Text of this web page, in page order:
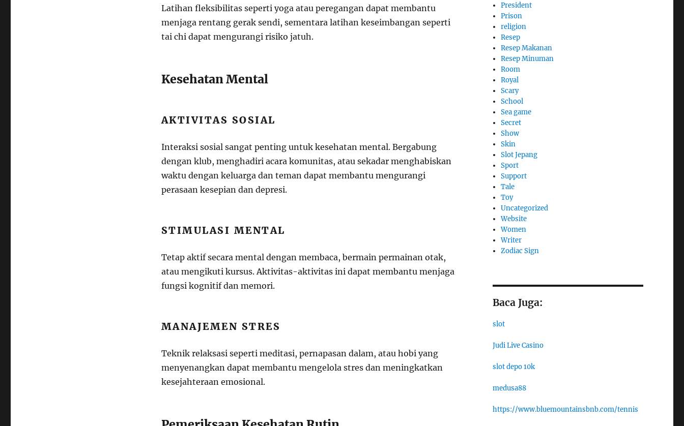
Latihan fleksibilitas seperti yoga atau peregangan dapat membantu
menjaga rentang gerak sendi, sementara latihan keseimbangan seperti
tai chi dapat mengurangi risiko jatuh.
Kesehatan Mental
AKTIVITAS SOSIAL
Interaksi sosial sangat penting untuk kesehatan mental. Bergabung
dengan klub, menghadiri acara komunitas, atau sekadar menghabiskan
waktu dengan keluarga dan teman dapat membantu mengurangi
perasaan kesepian dan depresi.
STIMULASI MENTAL
Tetap aktif secara mental dengan membaca, bermain permainan otak,
atau mengikuti kursus. Aktivitas-aktivitas ini dapat membantu menjaga
fungsi kognitif dan memori.
MANAJEMEN STRES
Teknik relaksasi seperti meditasi, pernapasan dalam, atau hobi yang
menyenangkan dapat membantu mengelola stres dan meningkatkan
kesejahteraan emosional.
President
Prison
religion
Resep
Resep Makanan
Resep Minuman
Room
Royal
Scary
School
Sea game
Secret
Show
Skin
Slot Jepang
Sport
Support
Tale
Toy
Uncategorized
Website
Women
Writer
Zodiac Sign
Baca Juga:
slot
Judi Live Casino
slot depo 10k
medusa88
https://www.bluemountainsbnb.com/tennis